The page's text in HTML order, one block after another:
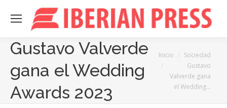
Gustavo Valverde
gana el Wedding
Awards 2023
Estás aquí:
Inicio
Sociedad
Gustavo
Valverde gana
el Wedding…